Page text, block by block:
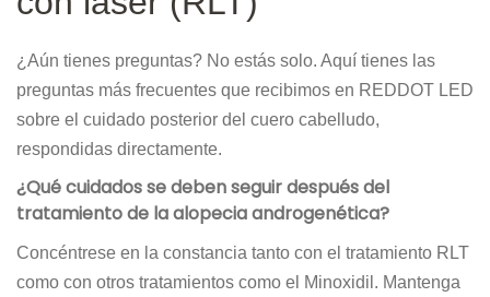
¿Aún tienes preguntas? No estás solo. Aquí tienes las
preguntas más frecuentes que recibimos en REDDOT LED
sobre el cuidado posterior del cuero cabelludo,
respondidas directamente.
¿Qué cuidados se deben seguir después del
tratamiento de la alopecia androgenética?
Concéntrese en la constancia tanto con el tratamiento RLT
como con otros tratamientos como el Minoxidil. Mantenga